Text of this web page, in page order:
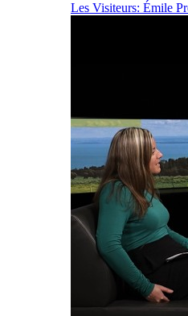
Les Visiteurs: Émile